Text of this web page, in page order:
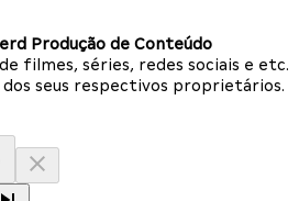
Produção de Conteúdo
filmes, séries, redes sociais e etc.
seus respectivos proprietários.